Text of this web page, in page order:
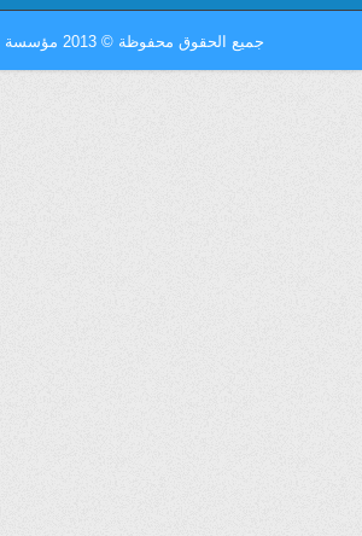
جميع الحقوق محفوظة© 2013 مؤسسة مترو الجزائر